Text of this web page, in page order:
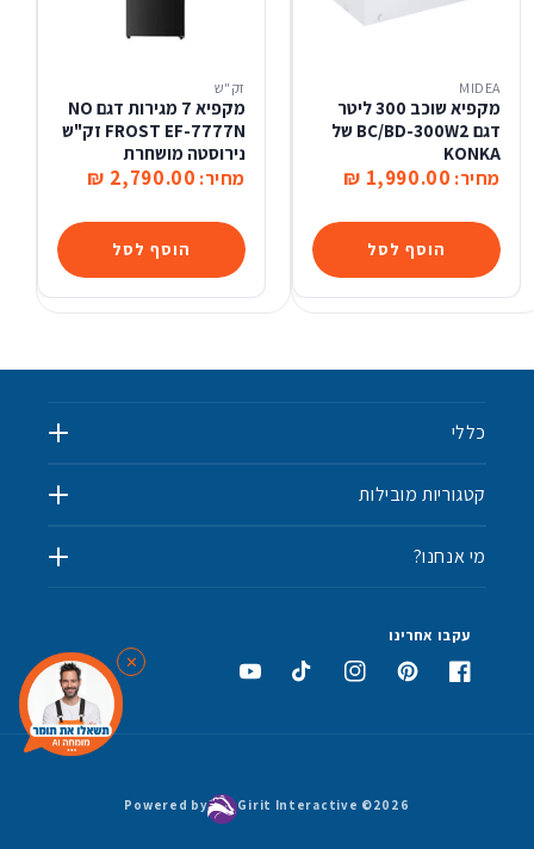
הוסף לסל
MIDEA
מקפיא שוכב 300 ליטר
דגם BC/BD-300W2 של
KONKA
מחיר: 1,990.00 ₪
הוסף לסל
זק"ש
מקפיא 7 מגירות דגם NO
FROST EF-7777N זק"ש
נירוסטה מושחרת
מחיר: 2,790.00 ₪
כללי
קטגוריות מובילות
מי אנחנו?
עקבו אחרינו
פייסבוק פינטרסט אינסטגרם טיקטוק יוטיוב
Powered by Girit Interactive ©2026
✕